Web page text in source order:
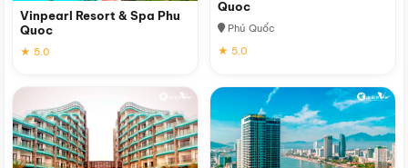
Vinpearl Resort & Spa Phu
Quoc
★ 5.0
Quoc
Phú Quốc
★ 5.0